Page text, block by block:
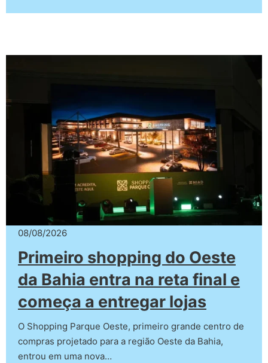
08/08/2026
Primeiro shopping do Oeste
da Bahia entra na reta final e
começa a entregar lojas
O Shopping Parque Oeste, primeiro grande centro de
compras projetado para a região Oeste da Bahia,
entrou em uma nova…